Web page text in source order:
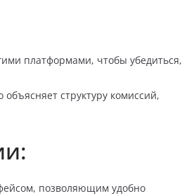
платформами, чтобы убедиться,
структуру комиссий,
позволяющим удобно